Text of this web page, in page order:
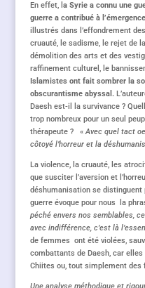
En effet, l a Syrie a connu une
guerre a contribué à
illustrés dans l’effondrement
cruauté, le sadisme, le rejet de
démolition des arts et des
raffinement culturel, le
Islamistes ont fait sombrer la
obscurantisme abyssal.
Daesh est-il la survivance ?
trop nombreux pour un seul
thérapeute ? «Avec quel tact
côtoyé l’horreur et la
La violence, la cruauté, les
que susciter l’aversion et
déshumanisation se distinguent
guerre évoque pour nous la
péché envers nos semblables,
avec indifférence, c’est là
de femmes ont été violées,
combattants de Daesh, car
Chiites ou, tout simplement des